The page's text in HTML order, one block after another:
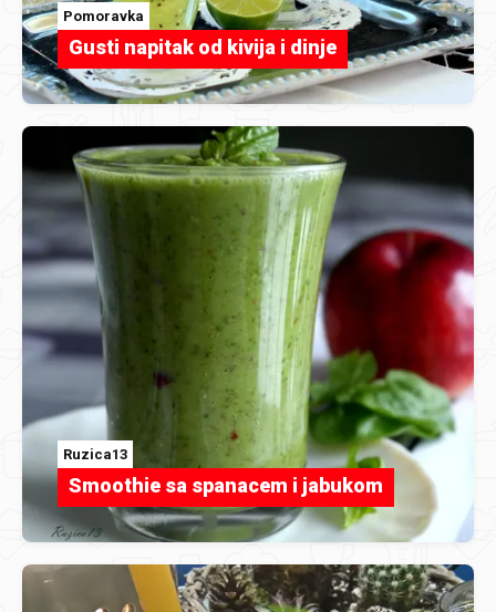
Pomoravka
Gusti napitak od kivija i dinje
Ruzica13
Smoothie sa spanacem i jabukom